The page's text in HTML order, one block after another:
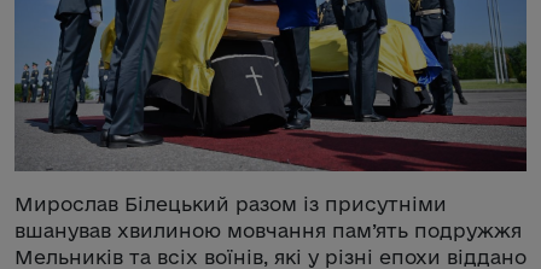
Мирослав Білецький разом із присутніми
вшанував хвилиною мовчання пам’ять подружжя
Мельників та всіх воїнів, які у різні епохи віддано